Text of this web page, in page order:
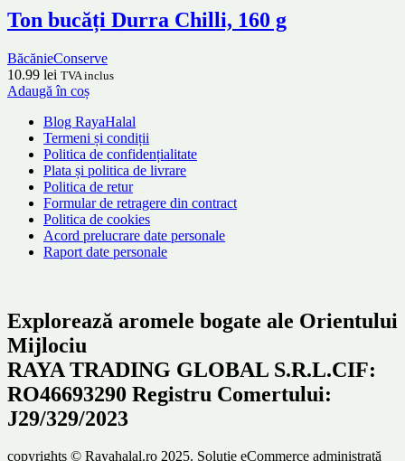
Ton bucăți Durra Chilli, 160 g
BăcănieConserve
10.99 lei TVA inclus
Adaugă în coș
Blog RayaHalal
Termeni și condiții
Politica de confidențialitate
Plata și politica de livrare
Politica de retur
Formular de retragere din contract
Politica de cookies
Acord prelucrare date personale
Raport date personale
Explorează aromele bogate ale Orientului
Mijlociu
RAYA TRADING GLOBAL S.R.L.CIF:
RO46693290 Registru Comertului:
J29/329/2023
copyrights © Rayahalal.ro 2025. Soluție eCommerce administrată